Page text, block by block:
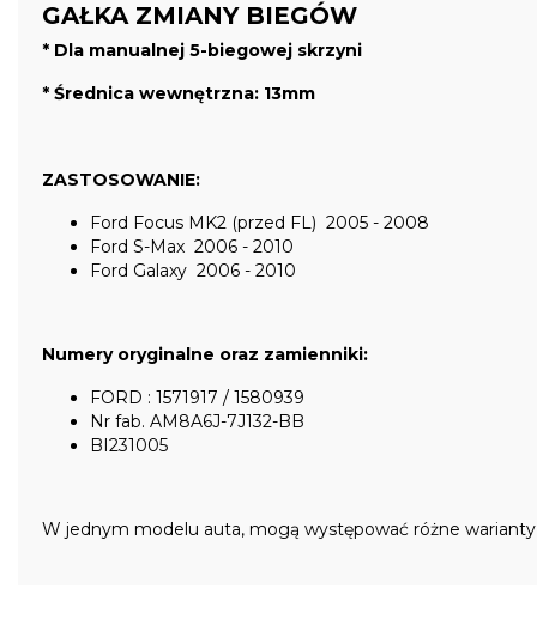
GAŁKA ZMIANY BIEGÓW
* Dla manualnej 5-biegowej skrzyni
* Średnica wewnętrzna: 13mm
ZASTOSOWANIE:
Ford Focus MK2 (przed FL) 2005 - 2008
Ford S-Max 2006 - 2010
Ford Galaxy 2006 - 2010
Numery oryginalne oraz zamienniki:
FORD : 1571917 / 1580939
Nr fab. AM8A6J-7J132-BB
BI231005
W jednym modelu auta, mogą występować różne